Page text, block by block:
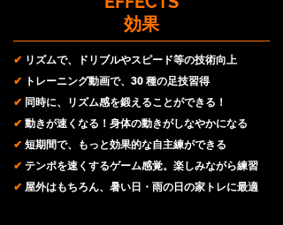
​効果
✔︎ リズムで、ドリブルやスピード等の技術向上
✔︎
トレーニング動画で、30 種の足技習得
✔︎ 同時に、リズム感を鍛えることができる！
✔︎ 動きが速くなる！身体の動きがしなやかになる
✔︎ 短期間で、もっと効果的な自主練ができる
✔︎ テンポを速くするゲーム感覚。楽しみながら練習
✔︎ 屋外はもちろん、暑い日・雨の日の家トレに最適